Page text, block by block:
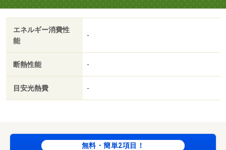
要／保証会社利用可／ＩＴ重説 対応物件／レンタルＤＶ
Ｄ ゲオ（レンタルビデオ）まで９３４ｍ／ファミリーマ
ート 浜松入野店（コンビニ）まで１０３３ｍ／セブンイ
レブン（役所）まで１１０５ｍ／わかくさ保育園（幼稚
（ドラッグストア）まで１１３０ｍ／可美小学校（小学
校）まで１２１３ｍ
エネルギー消費性
能
-
断熱性能 -
目安光熱費 -
無料・簡単2項目！